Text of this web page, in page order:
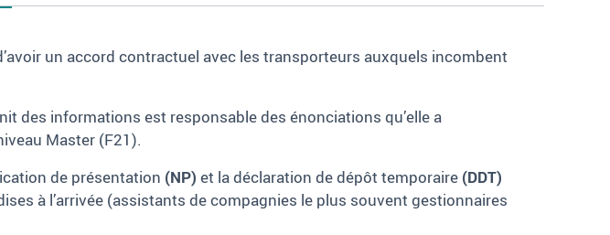
un accord contractuel avec les transporteurs auxquels incombent
des informations est responsable des énonciations qu’elle a
Master (F21).
de présentation (NP) et la déclaration de dépôt temporaire (DDT)
à l’arrivée (assistants de compagnies le plus souvent gestionnaires